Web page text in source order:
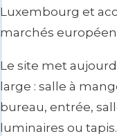
Luxembourg et
marchés
Le site met
large : salle à
bureau, entrée,
luminaires ou